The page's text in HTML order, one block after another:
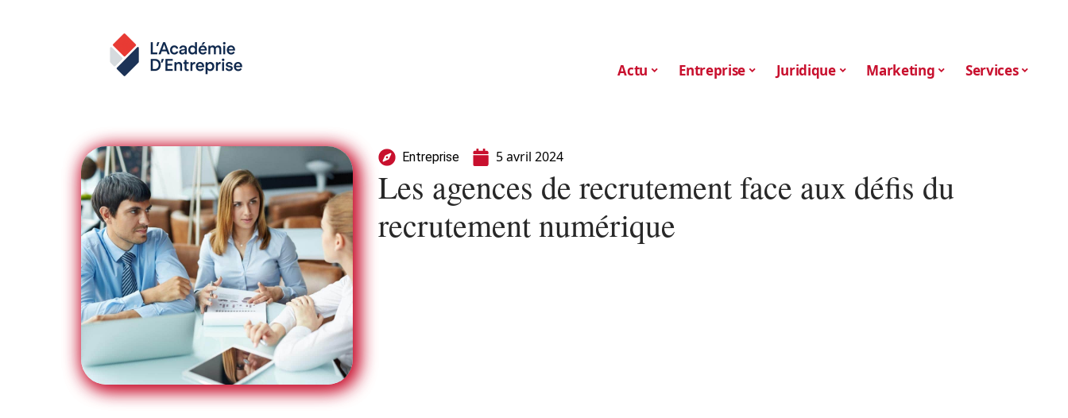
Actu Entreprise Juridique Marketing Services
Entreprise 5 avril 2024
Les agences de recrutement face aux défis du
recrutement numérique